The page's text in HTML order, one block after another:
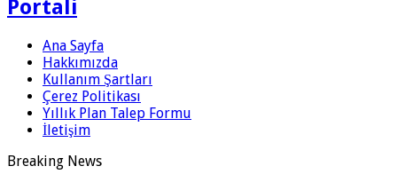
Portali
Ana Sayfa
Hakkımızda
Kullanım Şartları
Çerez Politikası
Yıllık Plan Talep Formu
İletişim
Breaking News